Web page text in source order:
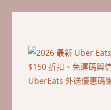
UberEats 外送優惠碼